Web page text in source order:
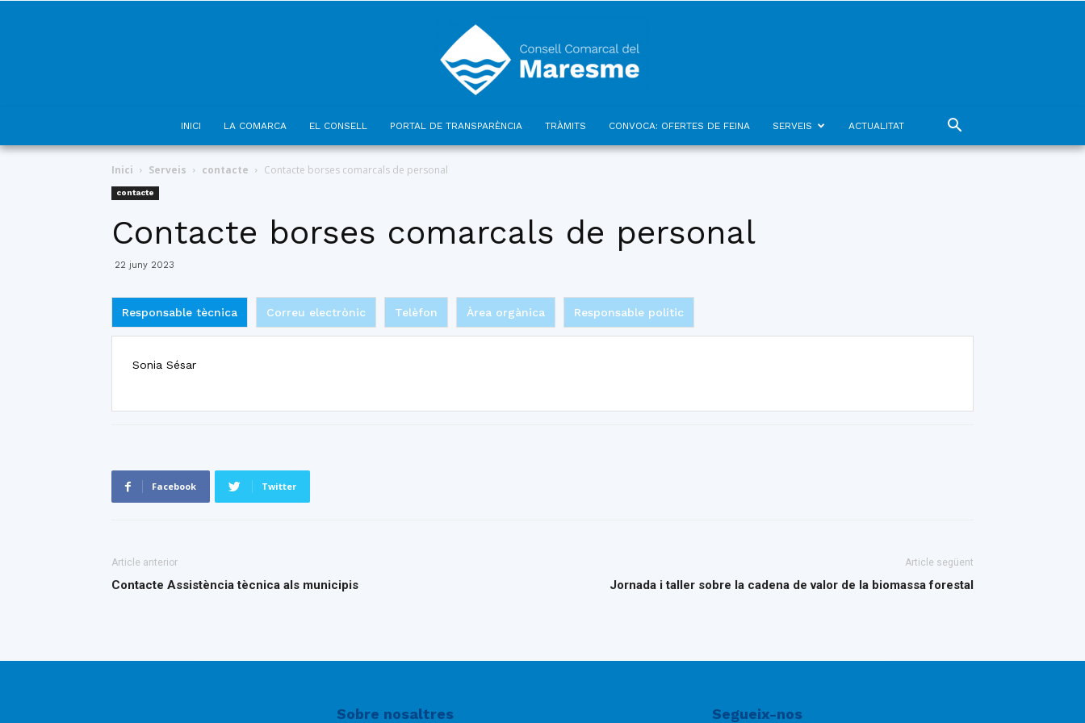
INICI LA COMARCA EL CONSELL PORTAL DE TRANSPARÈNCIA TRÀMITS CONVOCA: OFERTES DE FEINA SERVEIS ACTUALITAT
Inici Serveis contacte Contacte borses comarcals de personal
contacte
Contacte borses comarcals de personal
22 juny 2023
Responsable tècnica Correu electrònic Telèfon Àrea orgànica Responsable polític
Sonia Sésar
Facebook Twitter
Article anterior
Contacte Assistència tècnica als municipis
Article següent
Jornada i taller sobre la cadena de valor de la biomassa forestal
Sobre nosaltres Segueix-nos